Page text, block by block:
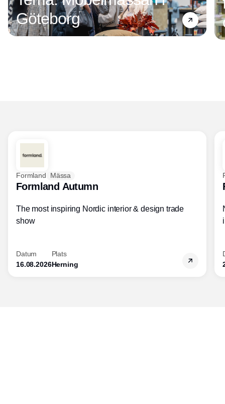
Göteborg
Formland Mässa
Formland Autumn
The most inspiring Nordic interior & design trade
show
Datum
16.08.2026
Plats
Herning